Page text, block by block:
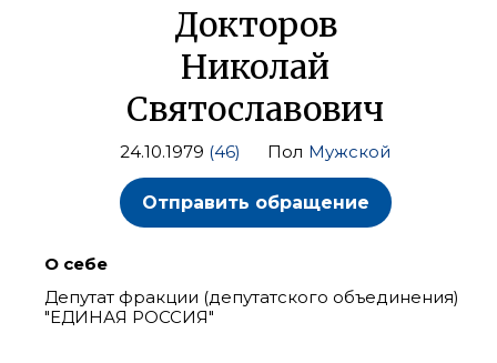
Докторов
Николай
Святославович
24.10.1979 (46) Пол Мужской
Отправить обращение
О себе
Депутат фракции (депутатского объединения)
"ЕДИНАЯ РОССИЯ"